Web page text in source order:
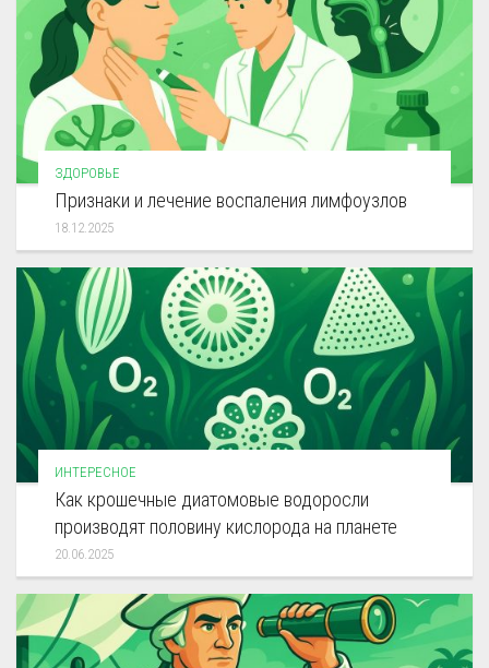
ЗДОРОВЬЕ
Признаки и лечение воспаления лимфоузлов
18.12.2025
ИНТЕРЕСНОЕ
Как крошечные диатомовые водоросли
производят половину кислорода на планете
20.06.2025